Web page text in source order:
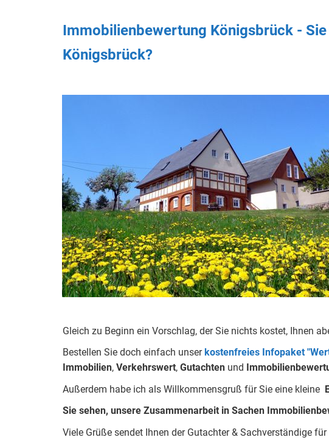
Immobilienbewertung Königsbrück - Sie
Königsbrück?
Gleich zu Beginn ein Vorschlag, der Sie nichts kostet, Ihnen
Bestellen Sie doch einfach unserkostenfreies Infopaket
Immobilien, Verkehrswert, Gutachten und
Außerdem habe ich als Willkommensgruß für Sie eine kleine
Sie sehen, unsere Zusammenarbeit in Sachen
Viele Grüße sendet Ihnen der Gutachter & Sachverständige